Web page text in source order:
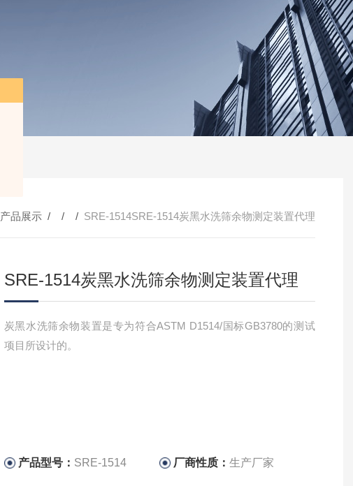
产品展示 / / / SRE-1514SRE-1514炭黑水洗筛余物测定装置代理
SRE-1514炭黑水洗筛余物测定装置代理
炭黑水洗筛余物装置是专为符合ASTM D1514/国标GB3780的测试
项目所设计的。
产品型号： SRE-1514 厂商性质：生产厂家